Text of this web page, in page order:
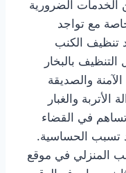
الخدمات الضرورية
مع تواجد
تنظيف الكنب
بالبخار
والصديقة
والغبار
تساهم في القضاء
تسبب الحساسية.
المنزلي في موقع